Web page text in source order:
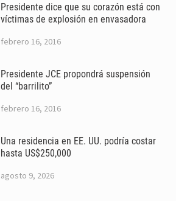
Presidente dice que su corazón está con
víctimas de explosión en envasadora
febrero 16, 2016
Presidente JCE propondrá suspensión
del “barrilito”
febrero 16, 2016
Una residencia en EE. UU. podría costar
hasta US$250,000
agosto 9, 2026